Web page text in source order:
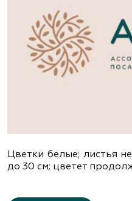
Цветки белые; листья
до 30 см; цветет